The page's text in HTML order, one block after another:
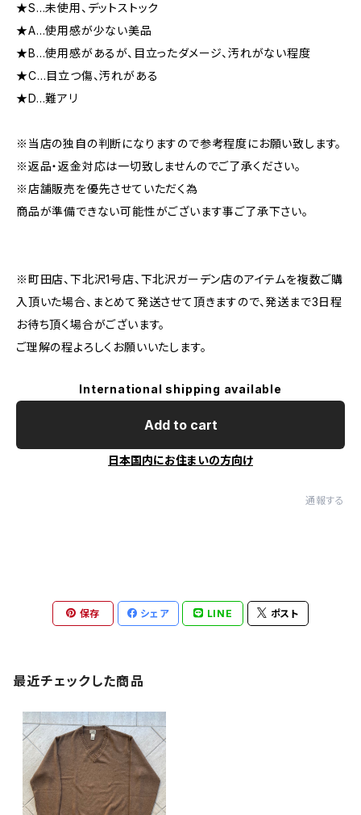
★S…未使用、デットストック
★A…使用感が少ない美品
★B…使用感があるが、目立ったダメージ、汚れがない程度
★C…目立つ傷、汚れがある
★D…難アリ
※当店の独自の判断になりますので参考程度にお願い致します。
※返品・返金対応は一切致しませんのでご了承ください。
※店舗販売を優先させていただく為
商品が準備できない可能性がございます事ご了承下さい。
※町田店、下北沢1号店、下北沢ガーデン店のアイテムを複数ご購
入頂いた場合、まとめて発送させて頂きますので、発送まで3日程
お待ち頂く場合がございます。
ご理解の程よろしくお願いいたします。
International shipping available
Add to cart
日本国内にお住まいの方向け
通報する
保存 シェア LINE ポスト
最近チェックした商品